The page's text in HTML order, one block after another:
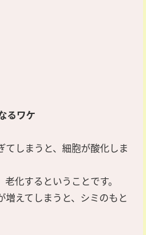
るワケ
てしまうと、細胞が酸化しま
化するということです。
増えてしまうと、シミのもと